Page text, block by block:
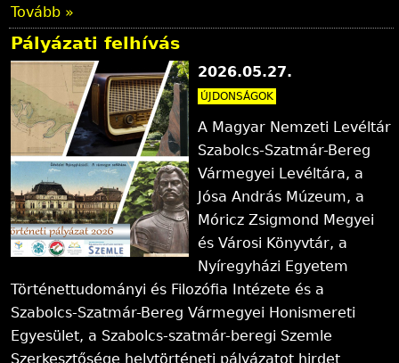
Tovább »
Pályázati felhívás
2026.05.27.
ÚJDONSÁGOK
A Magyar Nemzeti Levéltár
Szabolcs-Szatmár-Bereg
Vármegyei Levéltára, a
Jósa András Múzeum, a
Móricz Zsigmond Megyei
és Városi Könyvtár, a
Nyíregyházi Egyetem
Történettudományi és Filozófia Intézete és a
Szabolcs-Szatmár-Bereg Vármegyei Honismereti
Egyesület, a Szabolcs-szatmár-beregi Szemle
Szerkesztősége helytörténeti pályázatot hirdet